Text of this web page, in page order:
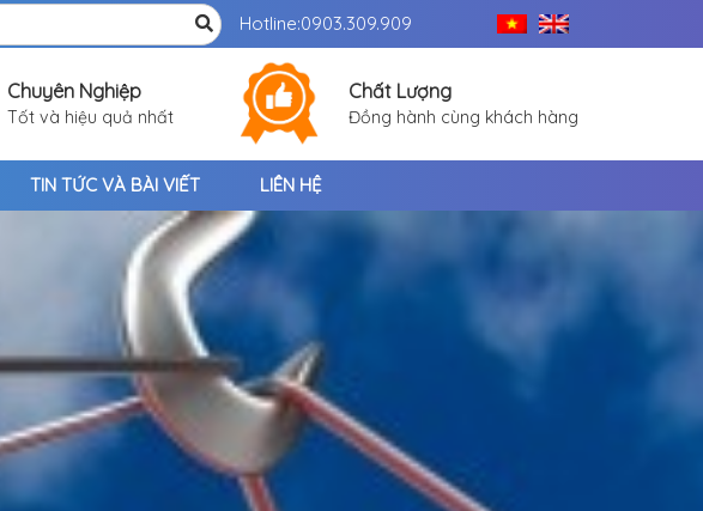
Hotline:0903.309.909
Chuyên Nghiệp
Tốt và hiệu quả nhất
Chất Lượng
Đồng hành cùng khách hàng
TIN TỨC VÀ BÀI VIẾT LIÊN HỆ